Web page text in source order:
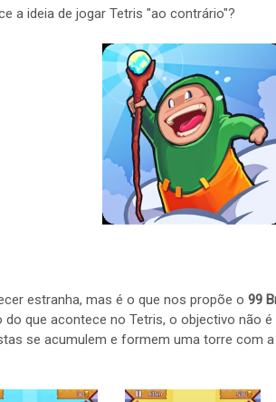
a ideia de jogar Tetris "ao contrário"?
estranha, mas é o que nos propõe o 99
do que acontece no Tetris, o objectivo não
se acumulem e formem uma torre com